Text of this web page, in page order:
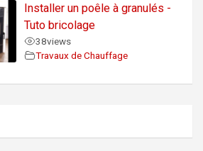
Installer un poêle à granulés -
Tuto bricolage
38views
Travaux de Chauffage